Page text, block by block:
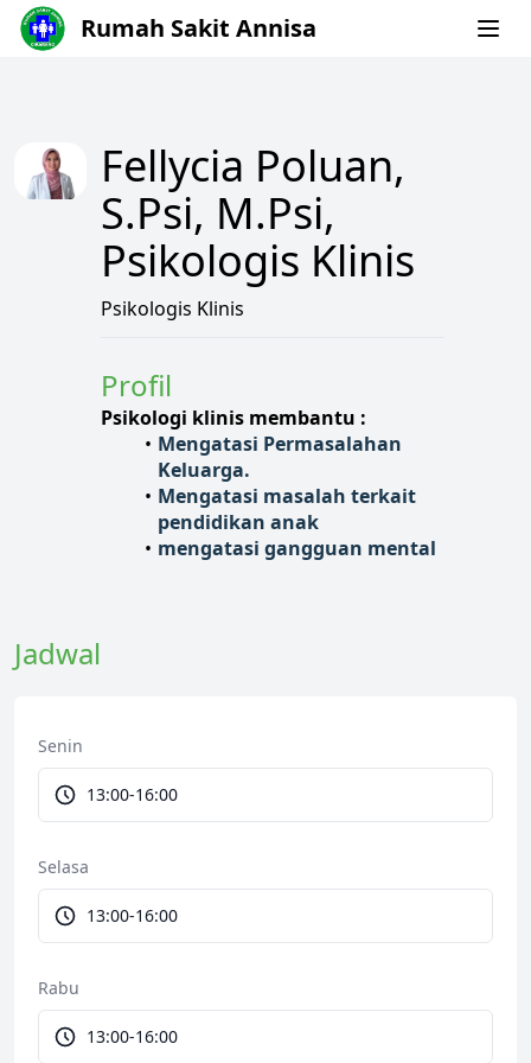
Rumah Sakit Annisa
Fellycia Poluan,
S.Psi, M.Psi,
Psikologis Klinis
Psikologis Klinis
Profil
Psikologi klinis membantu :
Mengatasi Permasalahan
Keluarga.
Mengatasi masalah terkait
pendidikan anak
mengatasi gangguan mental
Jadwal
Senin
13:00-16:00
Selasa
13:00-16:00
Rabu
13:00-16:00